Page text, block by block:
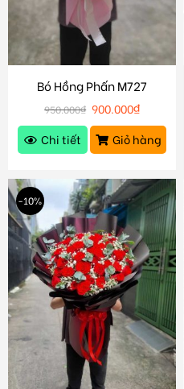
Bó Hồng Phấn M727
950.000₫ 900.000₫
Chi tiết
Giỏ hàng
-10%